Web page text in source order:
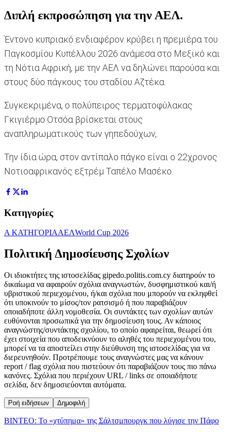
Διπλή εκπροσώπηση για την ΑΕΛ.
Έντονο κυπριακό ενδιαφέρον κρύβει η πρεμιέρα του
Παγκοσμίου Κυπέλλου 2026 ανάμεσα στο Μεξικό και
τη Νότια Αφρική, με την ΑΕΛ να δηλώνει παρούσα και
στους δύο πάγκους του σταδίου Αζτέκα.
Συγκεκριμένα, ο πολύπειρος τερματοφύλακας
Γκιγιέρμο Οτσόα βρίσκεται στους
αναπληρωματικούς των γηπεδούχων,.
Την ίδια ώρα, στον αντίπαλο πάγκο είναι ο 22χρονος
Νοτιοαφρικανός εξτρέμ Ταπέλο Μασέκο.
Κατηγορίες
Α ΚΑΤΗΓΟΡΙΑΑΕΛWorld Cup 2026
Πολιτική Δημοσίευσης Σχολίων
Οι ιδιοκτήτες της ιστοσελίδας gipedo.politis.com.cy διατηρούν το
δικαίωμα να αφαιρούν σχόλια αναγνωστών, δυσφημιστικού και/ή
υβριστικού περιεχομένου, ή/και σχόλια που μπορούν να εκληφθεί
ότι υποκινούν το μίσος/τον ρατσισμό ή που παραβιάζουν
οποιαδήποτε άλλη νομοθεσία. Οι συντάκτες των σχολίων αυτών
ευθύνονται προσωπικά για την δημοσίευση τους. Αν κάποιος
αναγνώστης/συντάκτης σχολίου, το οποίο αφαιρείται, θεωρεί ότι
έχει στοιχεία που αποδεικνύουν το αληθές του περιεχομένου του,
μπορεί να τα αποστείλει στην διεύθυνση της ιστοσελίδας για να
διερευνηθούν. Προτρέπουμε τους αναγνώστες μας να κάνουν
report / flag σχόλια που πιστεύουν ότι παραβιάζουν τους πιο πάνω
κανόνες. Σχόλια που περιέχουν URL / links σε οποιαδήποτε
σελίδα, δεν δημοσιεύονται αυτόματα.
Ροή ειδήσεων Δημοφιλή
ΒΙΝΤΕΟ: Το «χτύπημα» της Σάλτσμπουργκ που λύγισε την Πάφο